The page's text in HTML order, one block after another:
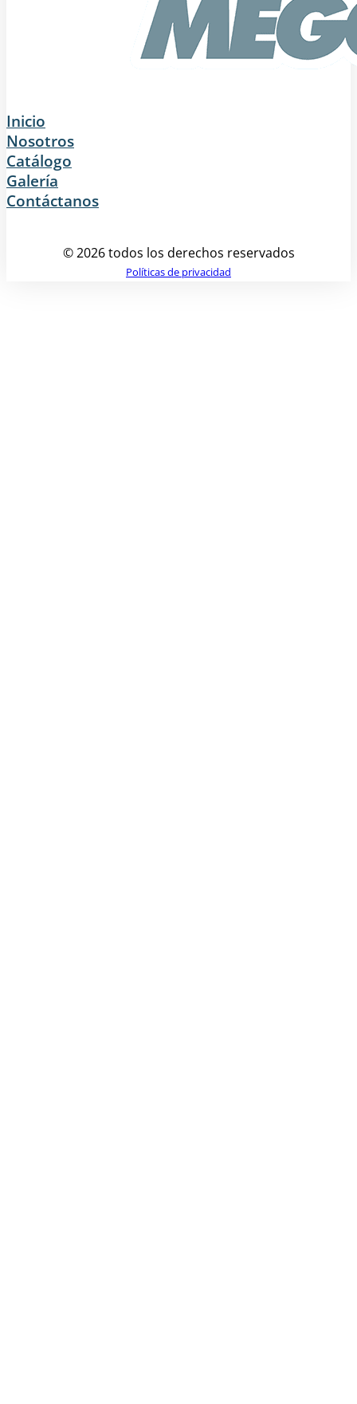
Inicio
Nosotros
Catálogo
Galería
Contáctanos
© 2026 todos los derechos reservados
Políticas de privacidad